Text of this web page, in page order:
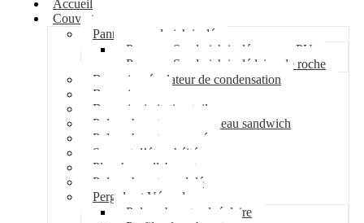
Accueil
Couverture
Panneau sandwich isolé
Panneau Sandwich isolé mousse PU
Panneau Sandwich isolé laine de roche
Bac acier régulateur de condensation
Bac acier sec
Bac acier imitation tuile
Polycarbonate pour panneau sandwich
Polycarbonate nervuré
Support d’étanchéité
Plancher collaborant
Polycarbonate ondulé
Pergola et Véranda
Polycarbonate alvéolaire